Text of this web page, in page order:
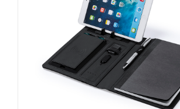
opciones
se
pueden
elegir
en
la
página
de